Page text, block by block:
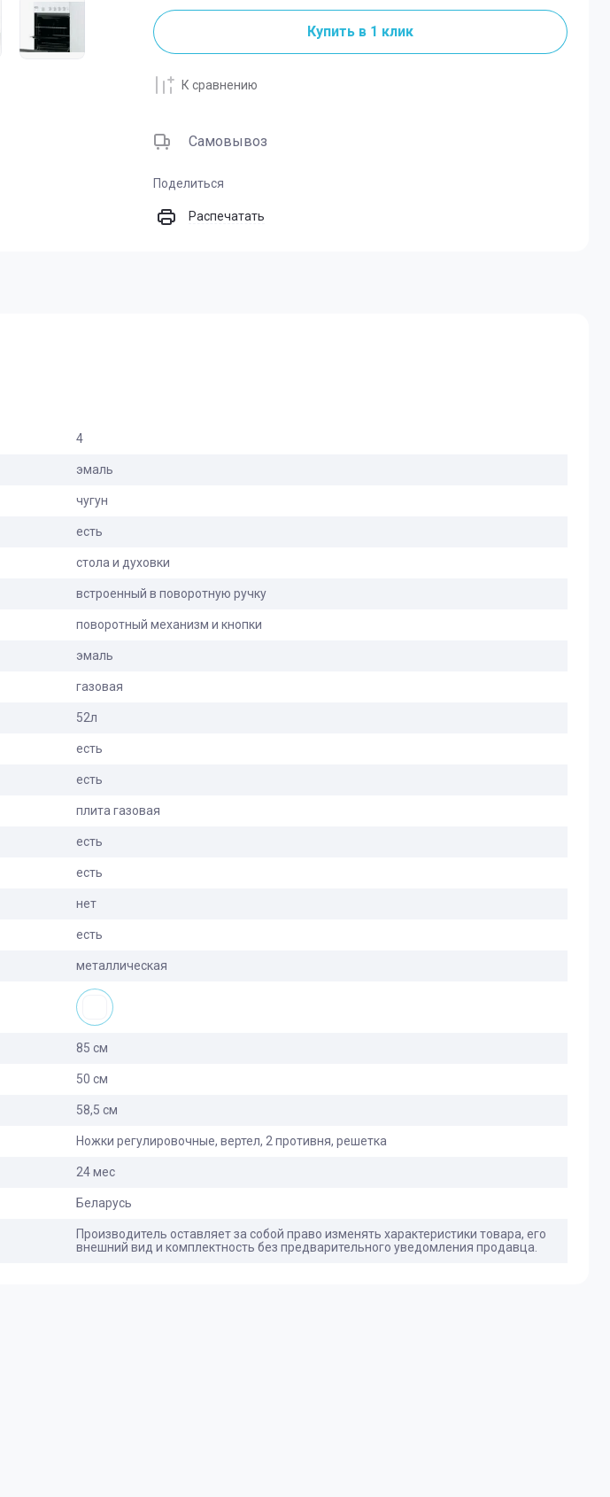
Купить в 1 клик
К сравнению
Самовывоз
Поделиться
Распечатать
4
эмаль
чугун
есть
стола и духовки
встроенный в поворотную ручку
поворотный механизм и кнопки
эмаль
газовая
52л
есть
есть
плита газовая
есть
есть
нет
есть
металлическая
85 см
50 см
58,5 см
Ножки регулировочные, вертел, 2 противня, решетка
24 мес
Беларусь
Производитель оставляет за собой право изменять характеристики товара, его
внешний вид и комплектность без предварительного уведомления продавца.